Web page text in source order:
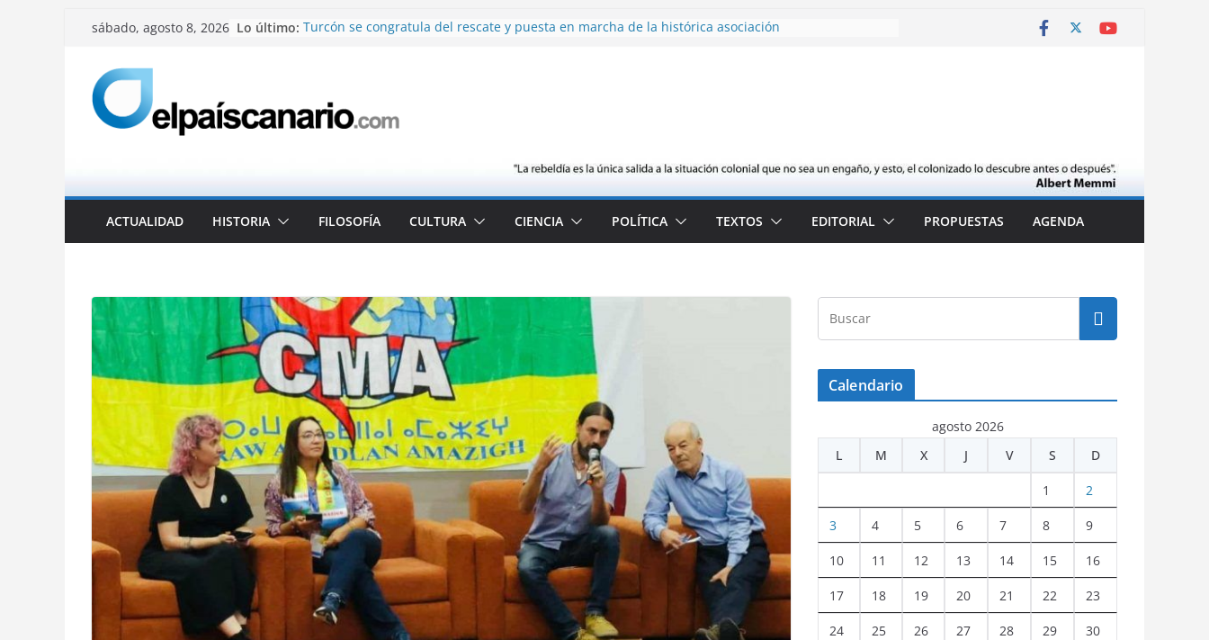
Saltar
contenido
sábado, agosto 8, 2026 Lo último: Turcón se congratula del rescate y puesta en marcha de la histórica asociación
Iniciativa por La Gomera (IxLG) pregunta por el uso definitivo de la Real Casa de la
Aduana
ACTUALIDAD HISTORIA FILOSOFÍA CULTURA CIENCIA POLÍTICA TEXTOS EDITORIAL PROPUESTAS AGENDA
Calendario
agosto 2026
L
M X J V S D
1 2
3 4 5 6 7 8 9
10 11 12 13 14 15 16
17 18 19 20 21 22 23
24 25 26 27 28 29 30